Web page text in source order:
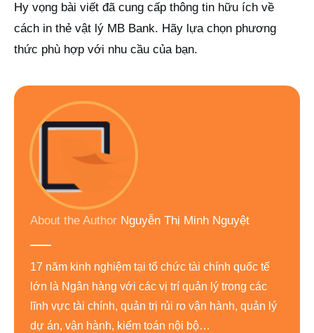
Hy vọng bài viết đã cung cấp thông tin hữu ích về
cách in thẻ vật lý MB Bank. Hãy lựa chọn phương
thức phù hợp với nhu cầu của bạn.
About the Author Nguyễn Thị Minh Nguyệt
17 năm kinh nghiệm tại tổ chức tài chính quốc tế
lớn là Ngân hàng với các vị trí quản lý trong các
lĩnh vực tài chính, quản trị rủi ro vận hành, quản lý
dự án, vận hành, kiểm toán nội bộ…